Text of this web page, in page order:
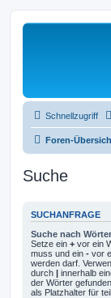
Schnellzugriff
Foren-
Suche
SUCHANFRAGE
Suche nach
Setze ein + vor ein
muss und ein - vor
werden darf.
durch | innerhalb
der Wörter
als Platzhalter für